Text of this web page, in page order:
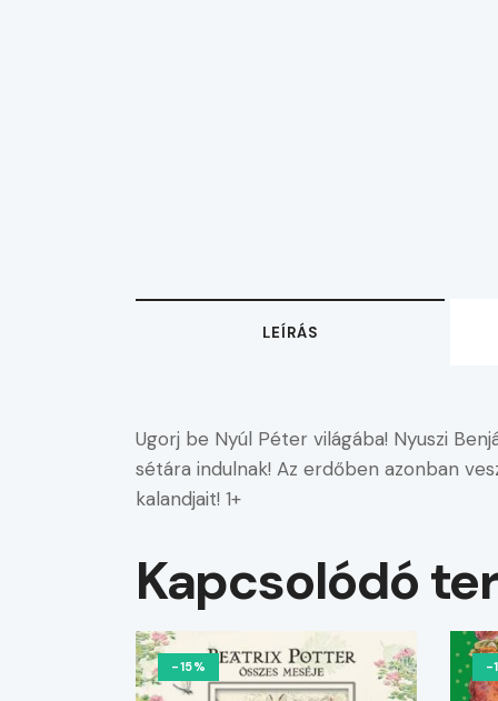
LEÍRÁS
Ugorj be Nyúl Péter világába! Nyuszi
sétára indulnak! Az erdőben azonban
kalandjait! 1+
Kapcsolódó
-15% -